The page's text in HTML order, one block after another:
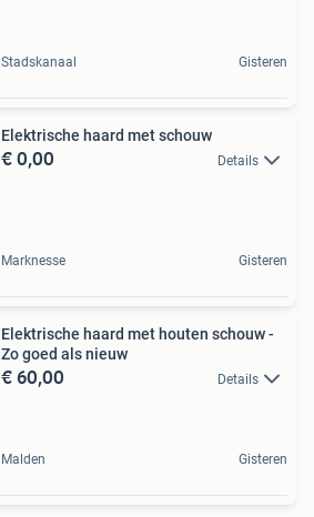
Stadskanaal Gisteren
Elektrische haard met schouw
€ 0,00 Details
Marknesse Gisteren
Elektrische haard met houten schouw -
Zo goed als nieuw
€ 60,00 Details
Malden Gisteren